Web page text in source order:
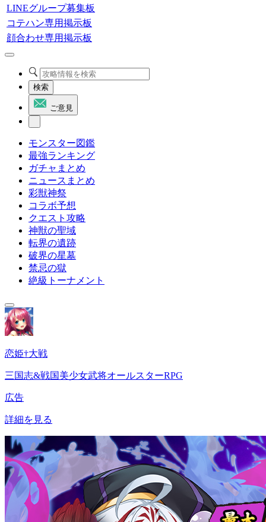
LINEグループ募集板
コテハン専用掲示板
顔合わせ専用掲示板
検索
ご意見
モンスター図鑑
最強ランキング
ガチャまとめ
ニュースまとめ
彩獣神祭
コラボ予想
クエスト攻略
神獣の聖域
転界の遺跡
破界の星墓
禁忌の獄
絶級トーナメント
恋姫†大戦
三国志&戦国美少女武将オールスターRPG
広告
詳細を見る